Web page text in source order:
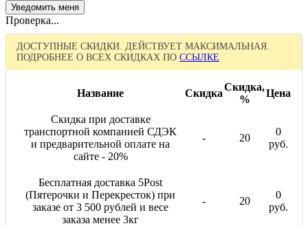
Проверка...
ДОСТУПНЫЕ СКИДКИ. ДЕЙСТВУЕТ МАКСИМАЛЬНАЯ.
ПОДРОБНЕЕ О ВСЕХ СКИДКАХ ПО ССЫЛКЕ
Название Скидка
Скидка,
%
Цена
Скидка при доставке
транспортной компанией СДЭК
и предварительной оплате на
сайте - 20%
- 20
0
руб.
Бесплатная доставка 5Post
(Пятерочки и Перекресток) при
заказе от 3 500 рублей и весе
заказа менее 3кг
- 20
0
руб.